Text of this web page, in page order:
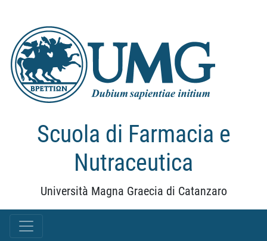
Scuola di Farmacia e
Nutraceutica
Università Magna Graecia di Catanzaro